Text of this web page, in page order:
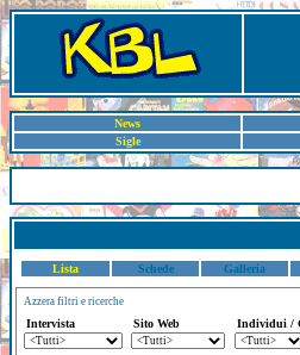
News
Sigle
Lista Schede Galleria
Azzera filtri e ricerche
Intervista Sito Web Individui /